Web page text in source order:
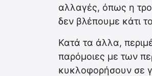
αλλαγές, όπως η
δεν βλέπουμε κάτι το
Κατά τα άλλα,
παρόμοιες με των
κυκλοφορήσουν σε